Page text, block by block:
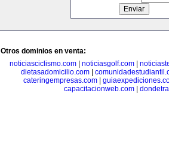
Otros dominios en venta:
noticiasciclismo.com
noticiasgolf.com
dietasadomicilio.com
cateringempresas.com|
capacitacionweb.com|